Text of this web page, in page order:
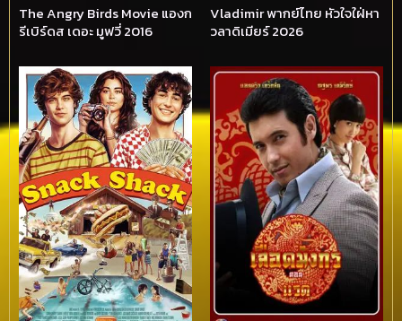
The Angry Birds Movie แองก
รีเบิร์ดส เดอะ มูฟวี่ 2016
Vladimir พากย์ไทย หัวใจใฝ่หา
วลาดิเมียร์ 2026